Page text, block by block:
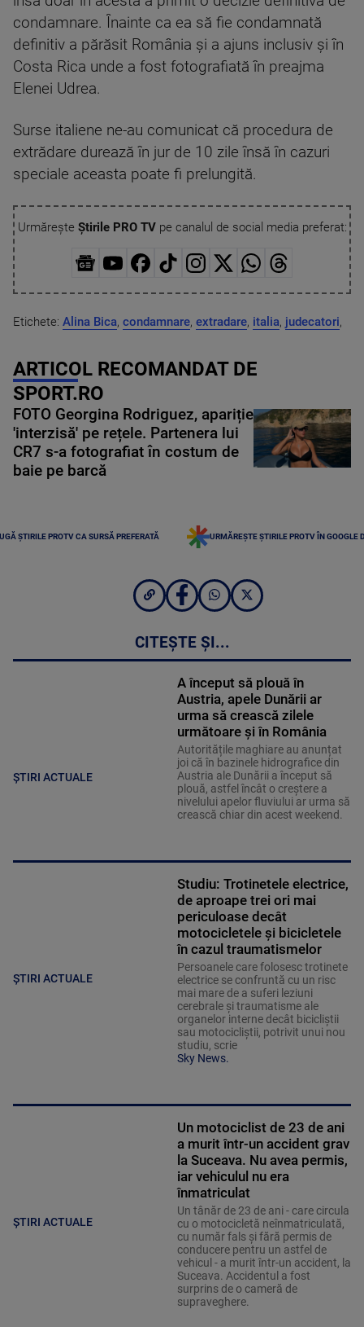
condamnare. Înainte ca ea să fie condamnată
definitiv a părăsit România și a ajuns inclusiv și în
Costa Rica unde a fost fotografiată în preajma
Elenei Udrea.
Surse italiene ne-au comunicat că procedura de
extrădare durează în jur de 10 zile însă în cazuri
speciale aceasta poate fi prelungită.
Urmărește Știrile PRO TVpe canalul de social media preferat:
Etichete: Alina Bica, condamnare, extradare, italia, judecatori,
ARTICOL RECOMANDAT DE
SPORT.RO
FOTO Georgina Rodriguez, apariție
'interzisă' pe rețele. Partenera lui
CR7 s-a fotografiat în costum de
baie pe barcă
ȘTIRILE PROTV CA SURSĂ PREFERATĂ URMĂREȘTE ȘTIRILE PROTV ÎN GOOGLE
CITEȘTE ȘI...
ȘTIRI ACTUALE
A început să plouă în
Austria, apele Dunării ar
urma să crească zilele
următoare și în România
Autoritățile maghiare au anunțat
joi că în bazinele hidrografice din
Austria ale Dunării a început să
plouă, astfel încât o creștere a
nivelului apelor fluviului ar urma să
crească chiar din acest weekend.
ȘTIRI ACTUALE
Studiu: Trotinetele electrice,
de aproape trei ori mai
periculoase decât
motocicletele și bicicletele
în cazul traumatismelor
Persoanele care folosesc trotinete
electrice se confruntă cu un risc
mai mare de a suferi leziuni
cerebrale și traumatisme ale
organelor interne decât bicicliștii
sau motocicliștii, potrivit unui nou
studiu, scrie
Sky News.
ȘTIRI ACTUALE
Un motociclist de 23 de ani
a murit într-un accident grav
la Suceava. Nu avea permis,
iar vehiculul nu era
înmatriculat
Un tânăr de 23 de ani - care circula
cu o motocicletă neînmatriculată,
cu număr fals și fără permis de
conducere pentru un astfel de
vehicul - a murit într-un accident, la
Suceava. Accidentul a fost
surprins de o cameră de
supraveghere.